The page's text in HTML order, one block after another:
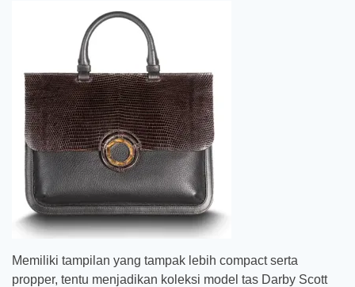
Memiliki tampilan yang tampak lebih compact serta
propper, tentu menjadikan koleksi model tas Darby Scott